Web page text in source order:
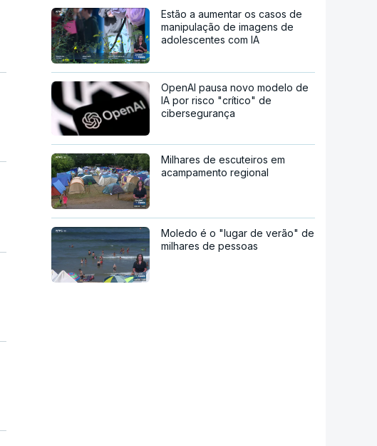
Estão a aumentar os casos de
manipulação de imagens de
adolescentes com IA
OpenAI pausa novo modelo de
IA por risco "crítico" de
cibersegurança
Milhares de escuteiros em
acampamento regional
Moledo é o "lugar de verão" de
milhares de pessoas